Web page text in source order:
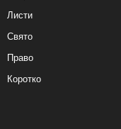
Листи
Свято
Право
Коротко